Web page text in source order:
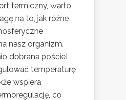
termiczny, warto
na to, jak różne
nasz organizm.
dobrana pościel
temperaturę
wspiera
co